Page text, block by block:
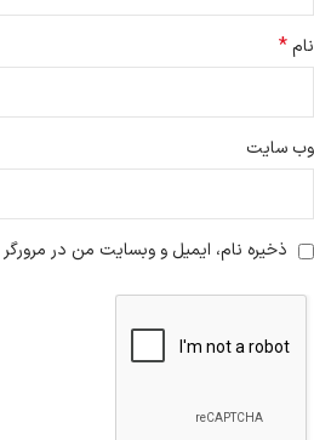
نام*
وب‌ سایت
ذخیره نام، ایمیل و وبسایت من در
سلام، آماده پاسخگویی به
ناموجود بودن فرش‌ها با ما تماس